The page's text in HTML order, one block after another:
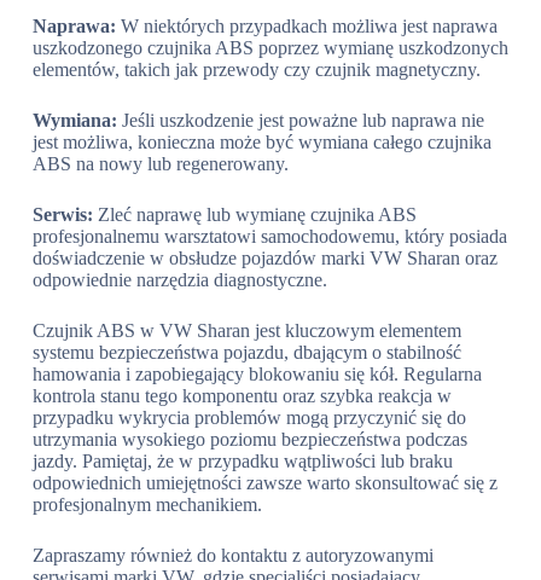
Naprawa: W niektórych przypadkach możliwa jest naprawa
uszkodzonego czujnika ABS poprzez wymianę uszkodzonych
elementów, takich jak przewody czy czujnik magnetyczny.
Wymiana: Jeśli uszkodzenie jest poważne lub naprawa nie
jest możliwa, konieczna może być wymiana całego czujnika
ABS na nowy lub regenerowany.
Serwis: Zleć naprawę lub wymianę czujnika ABS
profesjonalnemu warsztatowi samochodowemu, który posiada
doświadczenie w obsłudze pojazdów marki VW Sharan oraz
odpowiednie narzędzia diagnostyczne.
Czujnik ABS w VW Sharan jest kluczowym elementem
systemu bezpieczeństwa pojazdu, dbającym o stabilność
hamowania i zapobiegający blokowaniu się kół. Regularna
kontrola stanu tego komponentu oraz szybka reakcja w
przypadku wykrycia problemów mogą przyczynić się do
utrzymania wysokiego poziomu bezpieczeństwa podczas
jazdy. Pamiętaj, że w przypadku wątpliwości lub braku
odpowiednich umiejętności zawsze warto skonsultować się z
profesjonalnym mechanikiem.
Zapraszamy również do kontaktu z autoryzowanymi